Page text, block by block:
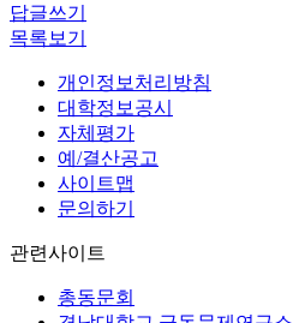
답글쓰기
목록보기
개인정보처리방침
대학정보공시
자체평가
예/결산공고
사이트맵
문의하기
관련사이트
총동문회